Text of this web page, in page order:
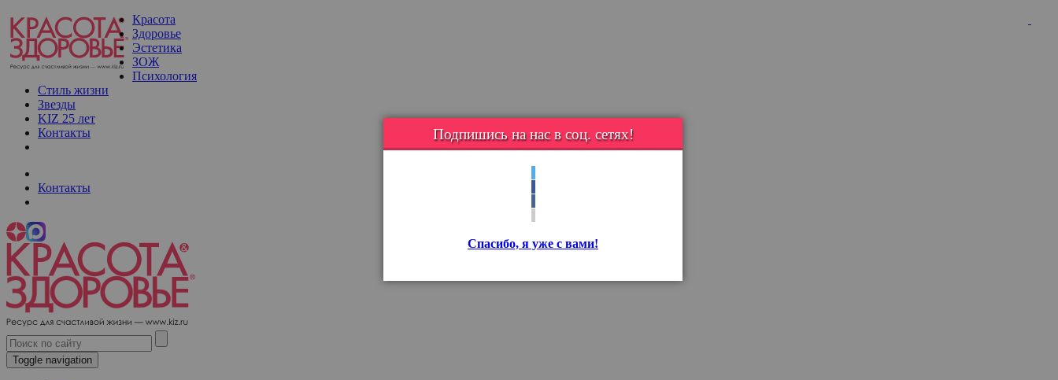
Красота
Здоровье
Эстетика
ЗОЖ
Психология
Стиль жизни
Звезды
KIZ 25 лет
Контакты
Контакты
Toggle navigation
Подпишись на нас в соц. сетях!
Спасибо, я уже с вами!